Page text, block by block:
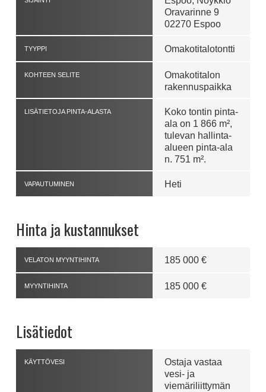
Oravarinne 9
02270 Espoo
TYYPPI Omakotitalotontti
KOHTEEN SELITE
Omakotitalon
rakennuspaikka
LISÄTIETOJA PINTA-ALASTA
Koko tontin pinta-
ala on 1 866 m²,
tulevan hallinta-
alueen pinta-ala
n. 751 m².
VAPAUTUMINEN Heti
Hinta ja kustannukset
VELATON MYYNTIHINTA 185 000 €
MYYNTIHINTA 185 000 €
Lisätiedot
KÄYTTÖVESI
Ostaja vastaa
vesi- ja
viemäriliittymän